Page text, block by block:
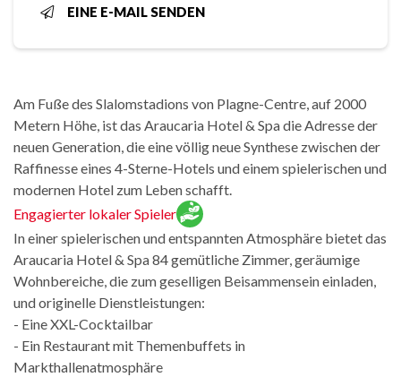
EINE E-MAIL SENDEN
Am Fuße des Slalomstadions von Plagne-Centre, auf 2000
Metern Höhe, ist das Araucaria Hotel & Spa die Adresse der
neuen Generation, die eine völlig neue Synthese zwischen der
Raffinesse eines 4-Sterne-Hotels und einem spielerischen und
modernen Hotel zum Leben schafft.
Engagierter lokaler Spieler
In einer spielerischen und entspannten Atmosphäre bietet das
Araucaria Hotel & Spa 84 gemütliche Zimmer, geräumige
Wohnbereiche, die zum geselligen Beisammensein einladen,
und originelle Dienstleistungen:
- Eine XXL-Cocktailbar
- Ein Restaurant mit Themenbuffets in
Markthallenatmosphäre